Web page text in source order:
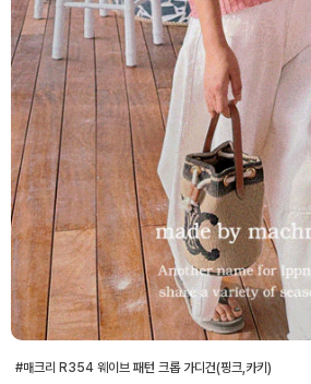
#매크리 R354 웨이브 패턴 크롭 가디건(핑크,카키)